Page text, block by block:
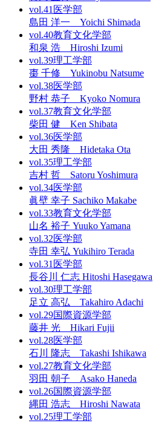
vol.41医学部
島田 洋一 Yoichi Shimada
vol.40教育文化学部
和泉 浩 Hiroshi Izumi
vol.39理工学部
棗 千修 Yukinobu Natsume
vol.38医学部
野村 恭子 Kyoko Nomura
vol.37教育文化学部
柴田 健 Ken Shibata
vol.36医学部
大田 秀隆 Hidetaka Ota
vol.35理工学部
吉村 哲 Satoru Yoshimura
vol.34医学部
眞壁 幸子 Sachiko Makabe
vol.33教育文化学部
山名 裕子 Yuuko Yamana
vol.32医学部
寺田 幸弘 Yukihiro Terada
vol.31医学部
長谷川 仁志 Hitoshi Hasegawa
vol.30理工学部
足立 高弘 Takahiro Adachi
vol.29国際資源学部
藤井 光 Hikari Fujii
vol.28医学部
石川 隆志 Takashi Ishikawa
vol.27教育文化学部
羽田 朝子 Asako Haneda
vol.26国際資源学部
縄田 浩志 Hiroshi Nawata
vol.25理工学部